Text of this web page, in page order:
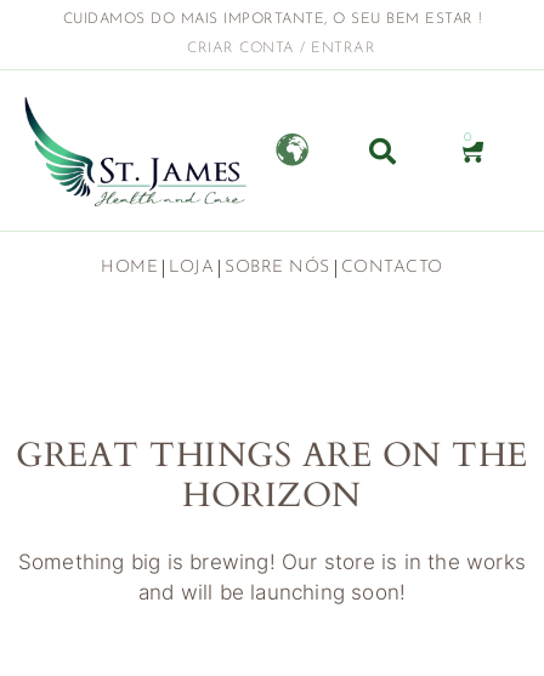
CUIDAMOS DO MAIS IMPORTANTE, O SEU BEM ESTAR !
CRIAR CONTA / ENTRAR
0
HOME LOJA SOBRE NÓS CONTACTO
GREAT THINGS ARE ON THE
HORIZON
Something big is brewing! Our store is in the works
and will be launching soon!